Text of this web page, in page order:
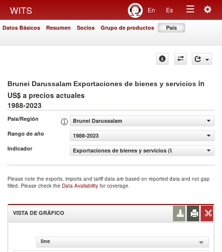
WITS En Es
Toggle
Datos Básicos Resumen Socios Grupo de productos País
Brunei Darussalam Exportaciones de bienes y servicios in
US$ a precios actuales
1988-2023
País/Región
Brunei Darussalam
Rango de año
1988-2023
Indicador
Exportaciones de bienes y servicios (US$ a precios
Please note the exports, imports and tariff data are based on reported data and not gap
filled. Please check the Data Availability for coverage.
VISTA DE GRÁFICO
line